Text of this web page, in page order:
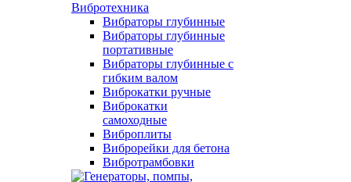
Вибротехника
Вибраторы глубинные
Вибраторы глубинные
портативные
Вибраторы глубинные с
гибким валом
Виброкатки ручные
Виброкатки
самоходные
Виброплиты
Виброрейки для бетона
Вибротрамбовки